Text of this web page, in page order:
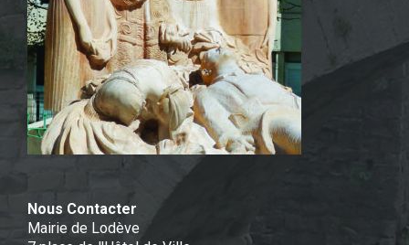
Nous Contacter
Mairie de Lodève